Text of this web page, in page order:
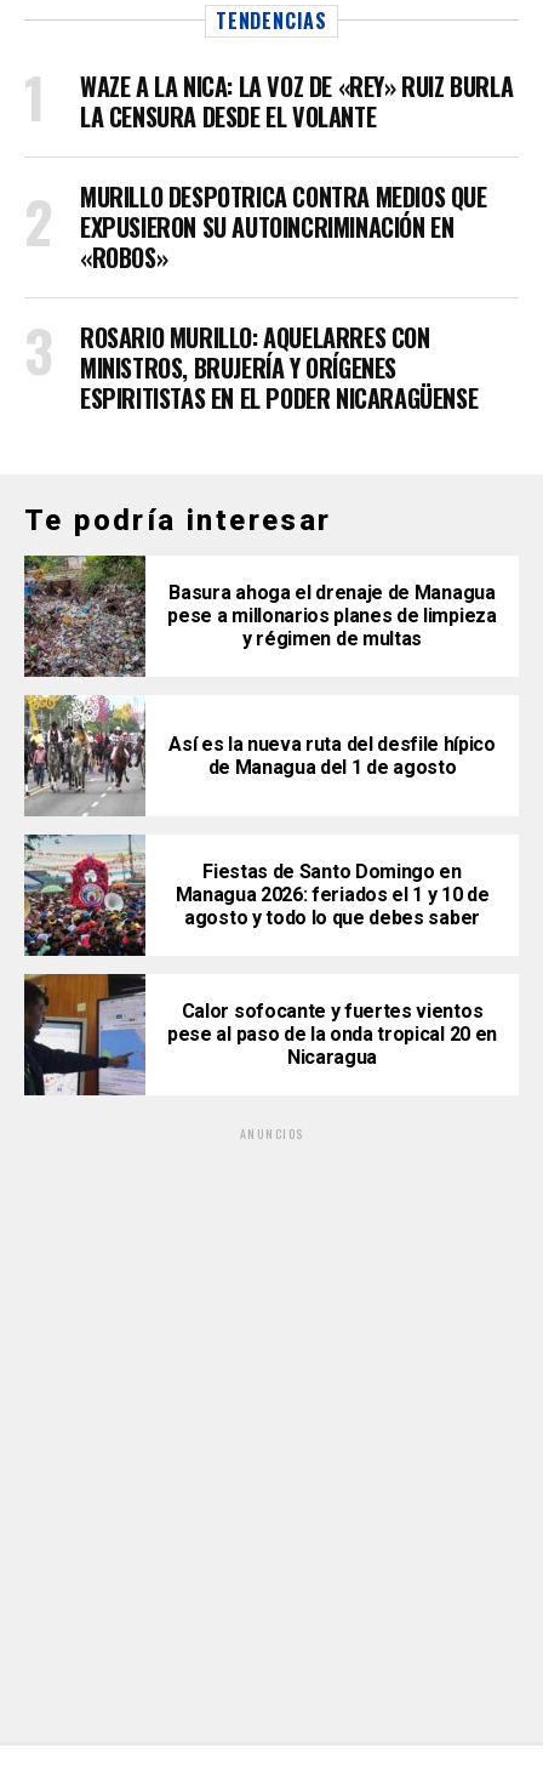
TENDENCIAS
WAZE A LA NICA: LA VOZ DE «REY» RUIZ BURLA
LA CENSURA DESDE EL VOLANTE
MURILLO DESPOTRICA CONTRA MEDIOS QUE
EXPUSIERON SU AUTOINCRIMINACIÓN EN
«ROBOS»
ROSARIO MURILLO: AQUELARRES CON
MINISTROS, BRUJERÍA Y ORÍGENES
ESPIRITISTAS EN EL PODER NICARAGÜENSE
Te podría interesar
Basura ahoga el drenaje de Managua
pese a millonarios planes de limpieza
y régimen de multas
Así es la nueva ruta del desfile hípico
de Managua del 1 de agosto
Fiestas de Santo Domingo en
Managua 2026: feriados el 1 y 10 de
agosto y todo lo que debes saber
Calor sofocante y fuertes vientos
pese al paso de la onda tropical 20 en
Nicaragua
ANUNCIOS